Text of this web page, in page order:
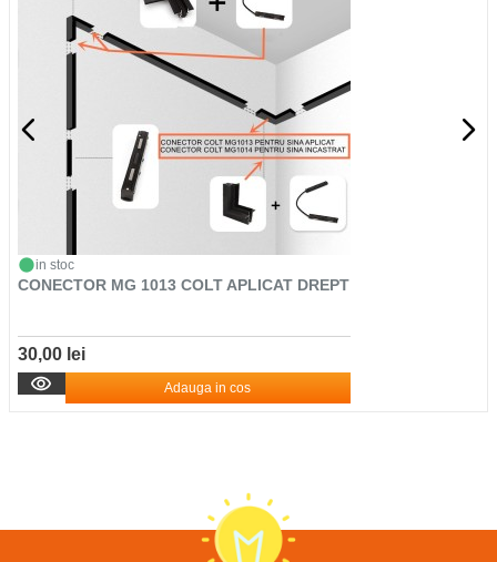
in stoc
CONECTOR MG 1013 COLT APLICAT DREPT
30,00 lei
Adauga in cos